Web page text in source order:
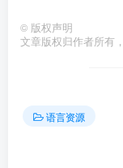
© 版权声明
文章版权归作者所有
语言资源